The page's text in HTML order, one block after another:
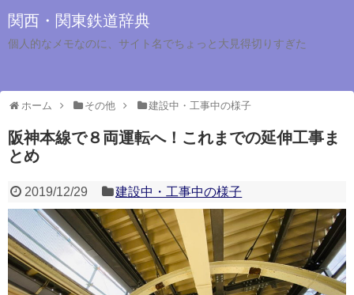
関西・関東鉄道辞典
個人的なメモなのに、サイト名でちょっと大見得切りすぎた
ホーム その他 建設中・工事中の様子
阪神本線で８両運転へ！これまでの延伸工事ま
とめ
2019/12/29 建設中・工事中の様子